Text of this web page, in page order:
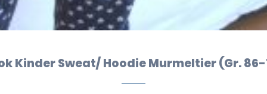
Kinder Sweat/ Hoodie Murmeltier (Gr.